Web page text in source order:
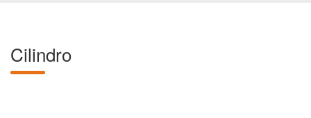
Cilindro